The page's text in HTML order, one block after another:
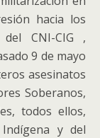
hacia los
CNI-CIG ,
9 de mayo
asesinatos
Soberanos,
todos ellos,
y del